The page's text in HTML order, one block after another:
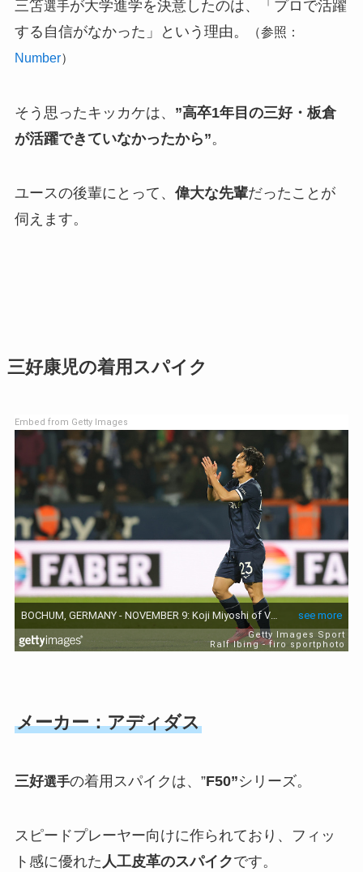
三笘選手が大学進学を決意したのは、「プロで活躍
する自信がなかった」という理由。
（参照：
Number）
そう思ったキッカケは、 ”高卒1年目の三好・板倉
が活躍できていなかったから”。
ユースの後輩にとって、 偉大な先輩だったことが
伺えます。
三好康児の着用スパイク
Embed from Getty Images
メーカー：アディダス
三好選手の着用スパイクは、”F50”シリーズ。
スピードプレーヤー向けに作られており、フィッ
ト感に優れた 人工皮革のスパイクです。